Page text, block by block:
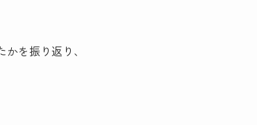
を振り返り、